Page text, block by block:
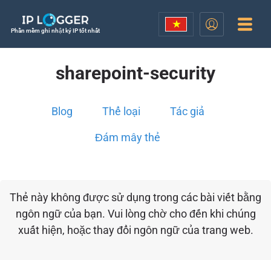
Phần mềm ghi nhật ký IP tốt nhất
sharepoint-security
Blog Thể loại Tác giả
Đám mây thẻ